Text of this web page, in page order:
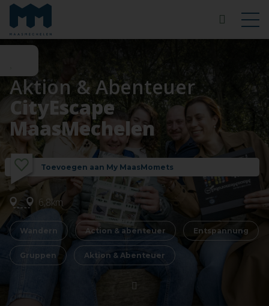
Aktion & Abenteuer
CityEscape
MaasMechelen
Toevoegen aan My MaasMomets
6,8km
Wandern Action & abenteuer Entspannung
Gruppen Aktion & Abenteuer